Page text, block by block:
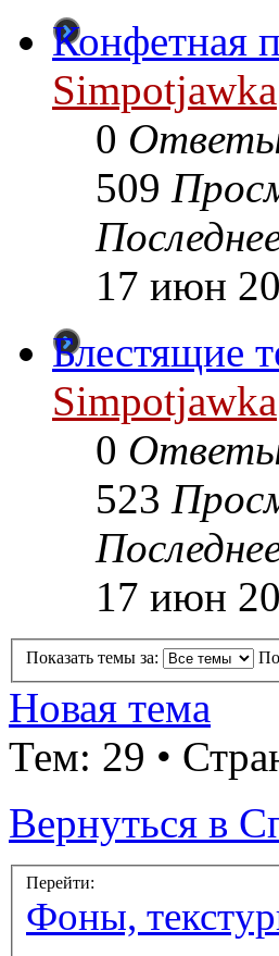
Конфетная
Simpotjawka
0
509
17 июн
Блестящие
Simpotjawka
0
523
17 июн
Показать темы за:
Новая тема
Тем: 29 •
Вернуться в
Перейти:
Фоны,